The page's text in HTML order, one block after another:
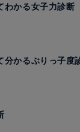
わかる女子力診断
分かるぶりっ子度